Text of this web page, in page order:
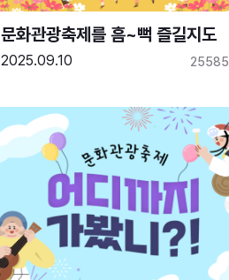
문화관광축제를 흠~뻑 즐길지도
2025.09.10 25585